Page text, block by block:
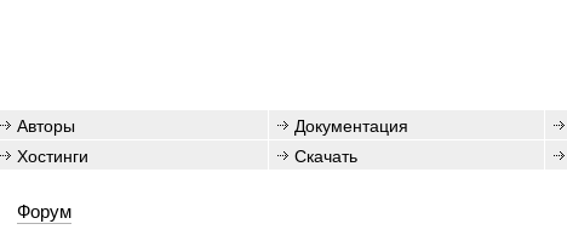
Авторы Документация
Хостинги Скачать
Форум